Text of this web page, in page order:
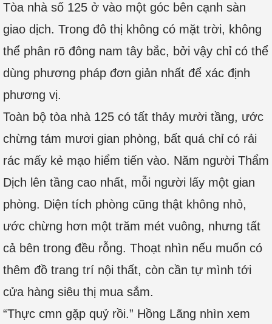
Tòa nhà số 125 ở vào một góc bên cạnh sàn
giao dịch. Trong đô thị không có mặt trời, không
thể phân rõ đông nam tây bắc, bởi vậy chỉ có thể
dùng phương pháp đơn giản nhất để xác định
phương vị.
Toàn bộ tòa nhà 125 có tất thảy mười tầng, ước
chừng tám mươi gian phòng, bất quá chỉ có rải
rác mấy kẻ mạo hiểm tiến vào. Năm người Thẩm
Dịch lên tầng cao nhất, mỗi người lấy một gian
phòng. Diện tích phòng cũng thật không nhỏ,
ước chừng hơn một trăm mét vuông, nhưng tất
cả bên trong đều rỗng. Thoạt nhìn nếu muốn có
thêm đồ trang trí nội thất, còn cần tự mình tới
cửa hàng siêu thị mua sắm.
“Thực cmn gặp quỷ rồi.” Hồng Lãng nhìn xem